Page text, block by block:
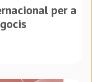
per a